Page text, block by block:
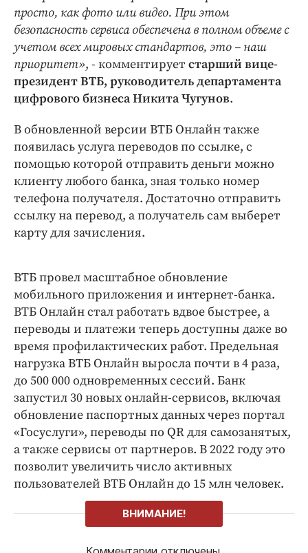
просто, как фото или видео. При этом
безопасность сервиса обеспечена в полном объеме с
учетом всех мировых стандартов, это – наш
приоритет», - комментирует старший вице-
президент ВТБ, руководитель департамента
цифрового бизнеса Никита Чугунов.
В обновленной версии ВТБ Онлайн также
появилась услуга переводов по ссылке, с
помощью которой отправить деньги можно
клиенту любого банка, зная только номер
телефона получателя. Достаточно отправить
ссылку на перевод, а получатель сам выберет
карту для зачисления.
ВТБ провел масштабное обновление
мобильного приложения и интернет-банка.
ВТБ Онлайн стал работать вдвое быстрее, а
переводы и платежи теперь доступны даже во
время профилактических работ. Предельная
нагрузка ВТБ Онлайн выросла почти в 4 раза,
до 500 000 одновременных сессий. Банк
запустил 30 новых онлайн-сервисов, включая
обновление паспортных данных через портал
«Госуслуги», переводы по QR для самозанятых,
а также сервисы от партнеров. В 2022 году это
позволит увеличить число активных
пользователей ВТБ Онлайн до 15 млн человек.
ВНИМАНИЕ!